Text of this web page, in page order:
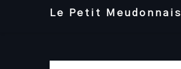
Le Petit Meudonnais